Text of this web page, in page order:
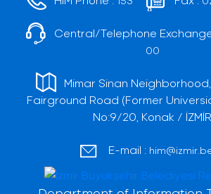
Central/Telephone
00
Mimar Sinan
Fairground Road (Former
No:9/20, Konak / İZMİR
E-mail :